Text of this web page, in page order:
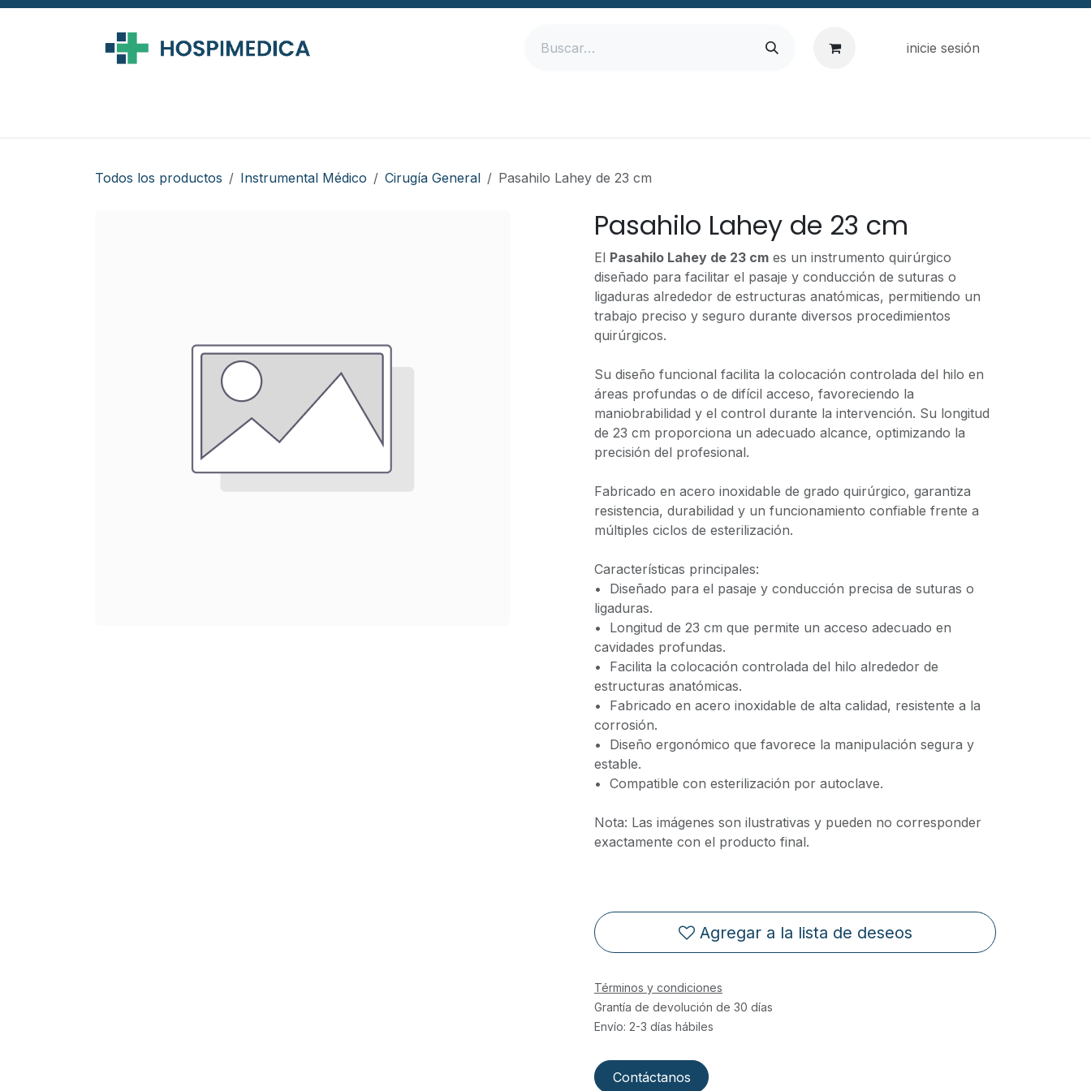
Ir al contenido
inicie sesión
Todos los productos Instrumental Médico Cirugía General Pasahilo Lahey de 23 cm
Pasahilo Lahey de 23 cm
El Pasahilo Lahey de 23 cm es un instrumento quirúrgico
diseñado para facilitar el pasaje y conducción de suturas o
ligaduras alrededor de estructuras anatómicas, permitiendo un
trabajo preciso y seguro durante diversos procedimientos
quirúrgicos.
Su diseño funcional facilita la colocación controlada del hilo en
áreas profundas o de difícil acceso, favoreciendo la
maniobrabilidad y el control durante la intervención. Su longitud
de 23 cm proporciona un adecuado alcance, optimizando la
precisión del profesional.
Fabricado en acero inoxidable de grado quirúrgico, garantiza
resistencia, durabilidad y un funcionamiento confiable frente a
múltiples ciclos de esterilización.
Características principales:
•⁠ ⁠Diseñado para el pasaje y conducción precisa de suturas o
ligaduras.
•⁠ ⁠Longitud de 23 cm que permite un acceso adecuado en
cavidades profundas.
•⁠ ⁠Facilita la colocación controlada del hilo alrededor de
estructuras anatómicas.
•⁠ ⁠Fabricado en acero inoxidable de alta calidad, resistente a la
corrosión.
•⁠ ⁠Diseño ergonómico que favorece la manipulación segura y
estable.
•⁠ ⁠Compatible con esterilización por autoclave.
Nota: Las imágenes son ilustrativas y pueden no corresponder
exactamente con el producto final.
Agregar a la lista de deseos
Términos y condiciones
Grantía de devolución de 30 días
Envío: 2-3 días hábiles
Contáctanos